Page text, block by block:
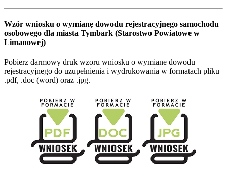
Wzór wniosku o wymianę dowodu rejestracyjnego samochodu
osobowego dla miasta Tymbark (Starostwo Powiatowe w
Limanowej)
Pobierz darmowy druk wzoru wniosku o wymiane dowodu
rejestracyjnego do uzupełnienia i wydrukowania w formatach pliku
.pdf, .doc (word) oraz .jpg.